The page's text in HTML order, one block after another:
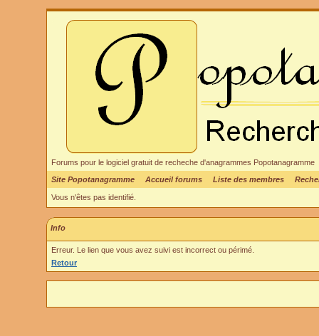
Forums pour le logiciel gratuit de recheche d'anagrammes Popotanagramme
Site Popotanagramme
Accueil forums Liste des membres
Vous n'êtes pas identifié.
Info
Erreur. Le lien que vous avez suivi est incorrect ou périmé.
Retour